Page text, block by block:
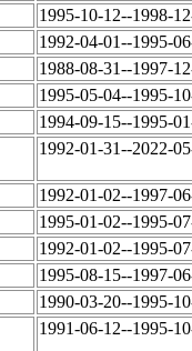
1995-10-12--1998-
1992-04-01--1995-
1988-08-31--1997-
1995-05-04--1995-
1994-09-15--1995-
1992-01-31--2022-
1992-01-02--1997-
1995-01-02--1995-
1992-01-02--1995-
1995-08-15--1997-
1990-03-20--1995-
1991-06-12--1995-